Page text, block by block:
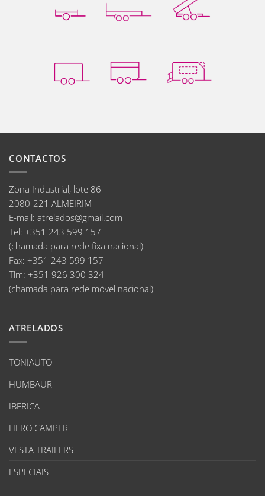
CONTACTOS
Zona Industrial, lote 86
2080-221 ALMEIRIM
E-mail: atrelados@gmail.com
Tel: +351 243 599 157
(chamada para rede fixa nacional)
Fax: +351 243 599 157
Tlm: +351 926 300 324
(chamada para rede móvel nacional)
ATRELADOS
TONIAUTO
HUMBAUR
IBERICA
HERO CAMPER
VESTA TRAILERS
ESPECIAIS